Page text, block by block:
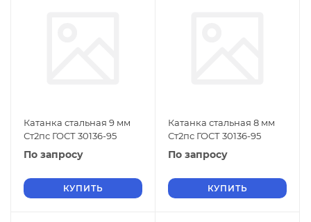
Катанка стальная 9 мм
Ст2пс ГОСТ 30136-95
По запросу
КУПИТЬ
Катанка стальная 8 мм
Ст2пс ГОСТ 30136-95
По запросу
КУПИТЬ